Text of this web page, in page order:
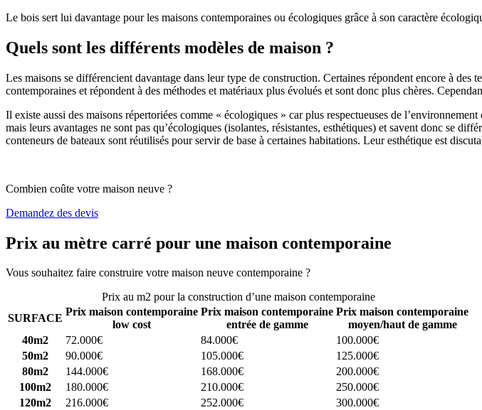
Le bois sert lui davantage pour les maisons contemporaines ou écologiques grâce à son caractère
Quels sont les différents modèles de maison ?
Les maisons se différencient davantage dans leur type de construction. Certaines répondent encore à
contemporaines et répondent à des méthodes et matériaux plus évolués et sont donc plus chères.
Il existe aussi des maisons répertoriées comme « écologiques » car plus respectueuses de
mais leurs avantages ne sont pas qu’écologiques (isolantes, résistantes, esthétiques) et savent donc se
conteneurs de bateaux sont réutilisés pour servir de base à certaines habitations. Leur esthétique est
Combien coûte votre maison neuve ?
Demandez des devis
Prix au mètre carré pour une maison contemporaine
Vous souhaitez faire construire votre maison neuve contemporaine ?
Prix au m2 pour la construction d’une maison contemporaine
SURFACE
Prix maison contemporaine
low cost
Prix maison contemporaine
entrée de gamme
Prix maison contemporaine
moyen/haut de gamme
40m2
72.000€ 84.000€
100.000€
50m2
90.000€ 105.000€
125.000€
80m2
144.000€ 168.000€
200.000€
100m2
180.000€ 210.000€
250.000€
120m2
216.000€ 252.000€
300.000€